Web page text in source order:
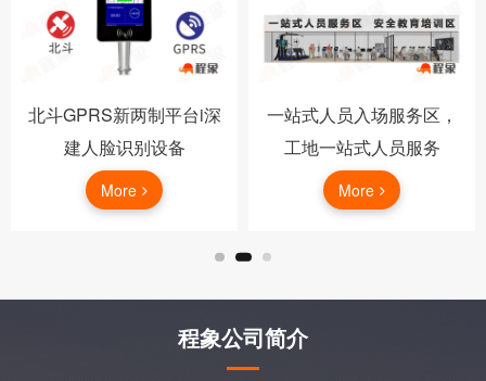
北斗GPRS新两制平台i深
建人脸识别设备
More
一站式人员入场服务区，
工地一站式人员服务
More
程象公司简介